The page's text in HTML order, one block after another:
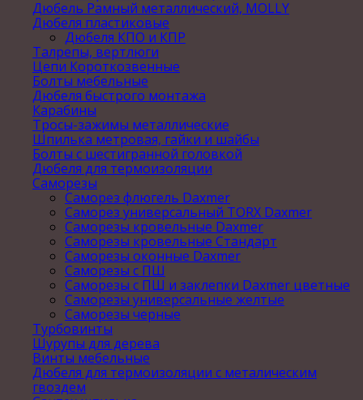
Дюбель Рамный металлический, MOLLY
Дюбеля пластиковые
Дюбеля КПО и КПР
Талрепы, вертлюги
Цепи Короткозвенные
Болты мебельные
Дюбеля быстрого монтажа
Карабины
Тросы-зажимы металлические
Шпилька метровая, гайки и шайбы
Болты с шестигранной головкой
Дюбеля для термоизоляции
Саморезы
Саморез флюгель Daxmer
Саморез универсальный TORX Daxmer
Саморезы кровельные Daxmer
Саморезы кровельные Стандарт
Саморезы оконные Daxmer
Саморезы с ПШ
Саморезы с ПШ и заклепки Daxmer цветные
Саморезы универсальные желтые
Саморезы черные
Турбовинты
Шурупы для дерева
Винты мебельные
Дюбеля для термоизоляции с металическим
гвоздем